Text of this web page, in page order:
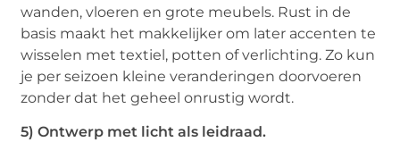
wanden, vloeren en grote meubels. Rust in de
basis maakt het makkelijker om later accenten te
wisselen met textiel, potten of verlichting. Zo kun
je per seizoen kleine veranderingen doorvoeren
zonder dat het geheel onrustig wordt.
5) Ontwerp met licht als leidraad.